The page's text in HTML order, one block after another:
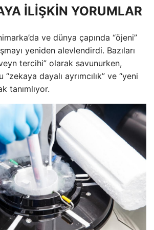
İLİŞKİN YORUMLAR
ve dünya çapında “öjeni”
yeniden alevlendirdi. Bazıları
tercihi” olarak savunurken,
dayalı ayrımcılık” ve “yeni
tanımlıyor.